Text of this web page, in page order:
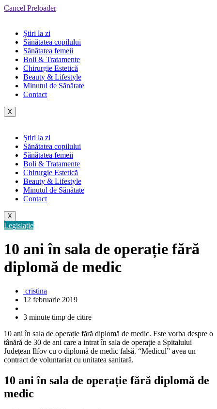
Cancel Preloader
Știri la zi
Sănătatea copilului
Sănătatea femeii
Boli & Tratamente
Chirurgie Estetică
Beauty & Lifestyle
Minutul de Sănătate
Contact
X
Știri la zi
Sănătatea copilului
Sănătatea femeii
Boli & Tratamente
Chirurgie Estetică
Beauty & Lifestyle
Minutul de Sănătate
Contact
X
Legislație
10 ani în sala de operație fără
diplomă de medic
cristina
12 februarie 2019
3 minute timp de citire
10 ani în sala de operație fără diplomă de medic. Este vorba despre o
tânără de 30 de ani care a intrat în sala de operație a Spitalului
Județean Ilfov cu o diplomă de medic falsă. “Medicul” avea un
contract de voluntariat cu unitatea sanitară.
10 ani în sala de operație fără diplomă de
medic